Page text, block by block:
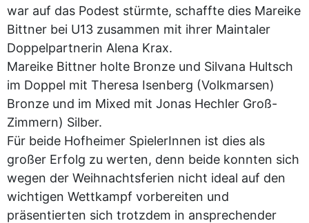
war auf das Podest stürmte, schaffte dies Mareike
Bittner bei U13 zusammen mit ihrer Maintaler
Doppelpartnerin Alena Krax.
Mareike Bittner holte Bronze und Silvana Hultsch
im Doppel mit Theresa Isenberg (Volkmarsen)
Bronze und im Mixed mit Jonas Hechler Groß-
Zimmern) Silber.
Für beide Hofheimer SpielerInnen ist dies als
großer Erfolg zu werten, denn beide konnten sich
wegen der Weihnachtsferien nicht ideal auf den
wichtigen Wettkampf vorbereiten und
präsentierten sich trotzdem in ansprechender